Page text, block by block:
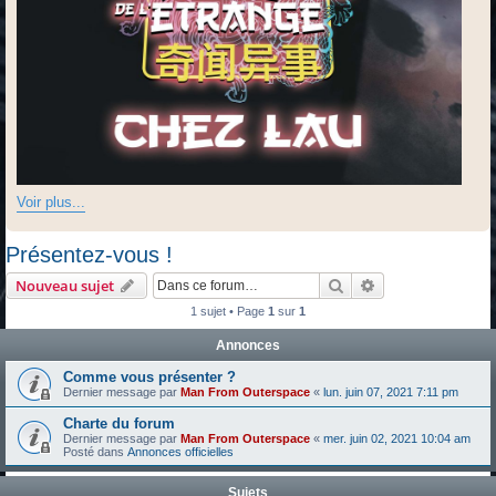
Voir plus...
Présentez-vous !
Nouveau sujet Rechercher
1 sujet • Page 1 sur 1
Annonces
Comme vous présenter ?
Dernier message par Man From Outerspace « lun. juin 07, 2021 7:11 pm
Charte du forum
Dernier message par Man From Outerspace « mer. juin 02, 2021 10:04 am
Posté dans Annonces officielles
Sujets